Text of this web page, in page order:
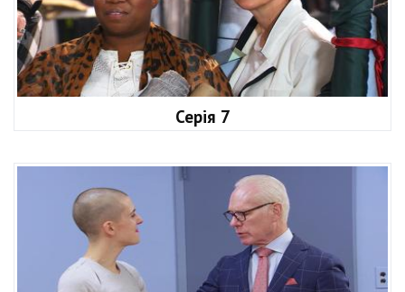
Серія 7